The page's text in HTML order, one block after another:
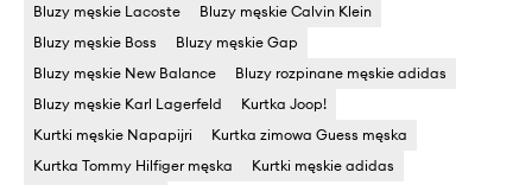
Bluzy męskie Lacoste
Bluzy męskie Calvin Klein
Bluzy męskie Boss
Bluzy męskie Gap
Bluzy męskie New Balance
Bluzy rozpinane męskie adidas
Bluzy męskie Karl Lagerfeld
Kurtka Joop!
Kurtki męskie Napapijri
Kurtka zimowa Guess męska
Kurtka Tommy Hilfiger męska
Kurtki męskie adidas